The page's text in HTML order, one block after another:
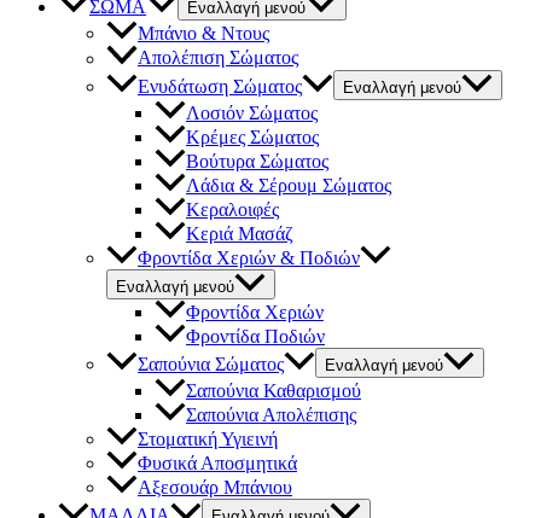
ΣΩΜΑ
Εναλλαγή μενού
Μπάνιο & Ντους
Απολέπιση Σώματος
Ενυδάτωση Σώματος
Εναλλαγή μενού
Λοσιόν Σώματος
Κρέμες Σώματος
Βούτυρα Σώματος
Λάδια & Σέρουμ Σώματος
Κεραλοιφές
Κεριά Μασάζ
Φροντίδα Χεριών & Ποδιών
Εναλλαγή μενού
Φροντίδα Χεριών
Φροντίδα Ποδιών
Σαπούνια Σώματος
Εναλλαγή μενού
Σαπούνια Καθαρισμού
Σαπούνια Απολέπισης
Στοματική Υγιεινή
Φυσικά Αποσμητικά
Αξεσουάρ Μπάνιου